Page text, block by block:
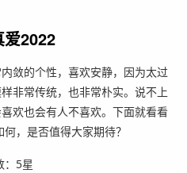
2022
的个性，喜欢安静，因为太过
非常传统，也非常朴实。说不上
欢也会有人不喜欢。下面就看看
，是否值得大家期待？
5星